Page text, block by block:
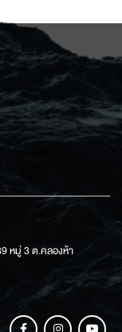
หมู่ 3 ต.คลองห้า